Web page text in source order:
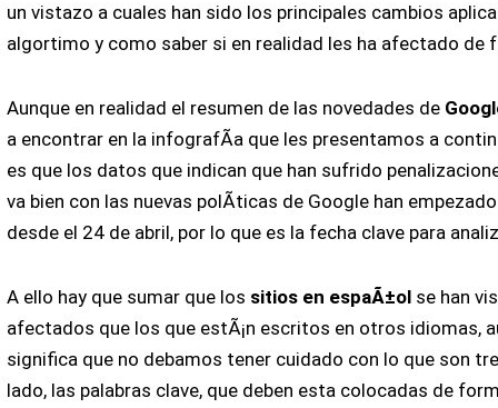
un vistazo a cuales han sido los principales cambios
algortimo y como saber si en realidad les ha afectado de
Aunque en realidad el resumen de las novedades de
a encontrar en la infografÃ­a que les presentamos a
es que los datos que indican que han sufrido
va bien con las nuevas polÃ­ticas de Google han
desde el 24 de abril, por lo que es la fecha clave para
A ello hay que sumar que los sitios en espaÃ±olse han
afectados que los que estÃ¡n escritos en otros idiomas,
significa que no debamos tener cuidado con lo que son
lado, las palabras clave, que deben esta colocadas de